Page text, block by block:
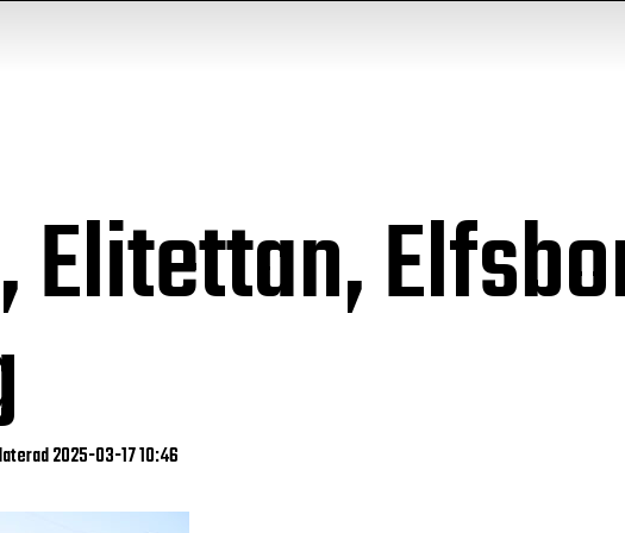
Elitettan,
2025-03-17 10:46